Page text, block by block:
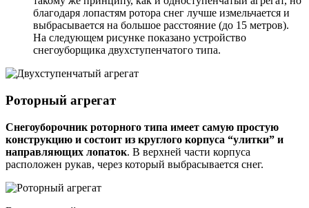
благодаря лопастям ротора снег лучше измельчается и
выбрасывается на большое расстояние (до 15 метров).
На следующем рисунке показано устройство
снегоуборщика двухступенчатого типа.
Роторный агрегат
Снегоуборочник роторного типа имеет самую простую
конструкцию и состоит из круглого корпуса “улитки” и
направляющих лопаток. В верхней части корпуса
расположен рукав, через который выбрасывается снег.